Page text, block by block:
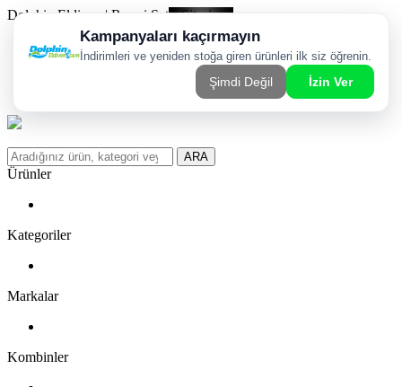
Dolphin Eldiven | Resmi Satış Sitesi
Kargom Nerede?
WhatsApp Sipariş Hattı
ARA
Ürünler
Kategoriler
Markalar
Kombinler